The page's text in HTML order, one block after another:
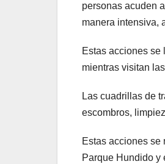
personas acuden
manera intensiva,
Estas acciones
mientras visitan
Las cuadrillas de
escombros,
Estas acciones se
Parque Hundido y